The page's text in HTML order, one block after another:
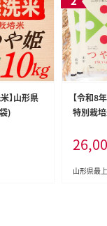
】山形県
)
【令和8
特別栽
山形県最